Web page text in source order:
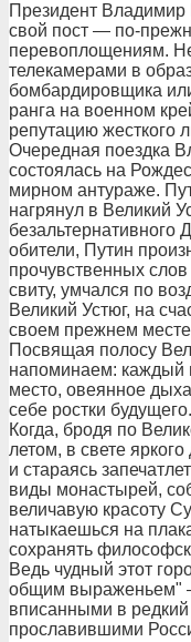
Президент Владимир
свой пост — по-
перевоплощениям.
телекамерами в
бомбардировщика
ранга на военном
репутацию жесткого
Очередная поездка
состоялась на
мирном антураже.
нагрянул в Великий
безальтернативного
обители, Путин
прочувственных
свиту, умчался по
Великий Устюг, на
своем прежнем
Посвящая полосу
напоминаем: каждый
место, овеянное
себе ростки будущего.
Когда, бродя по
летом, в свете
и стараясь
виды монастырей,
величавую красоту
натыкаешься на
сохранять
Ведь чудный этот
общим выраженьем"
вписанными в
прославившими